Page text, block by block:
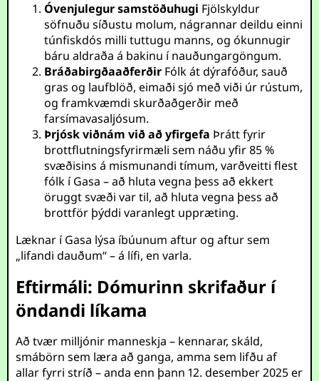
Óvenjulegur samstöðuhugi Fjölskyldur
söfnuðu síðustu molum, nágrannar deildu einni
túnfiskdós milli tuttugu manns, og ókunnugir
báru aldraða á bakinu í nauðungargöngum.
Bráðabirgðaaðferðir Fólk át dýrafóður, sauð
gras og laufblöð, eimaði sjó með viði úr rústum,
og framkvæmdi skurðaðgerðir með
farsímavasaljósum.
Þrjósk viðnám við að yfirgefa Þrátt fyrir
brottflutningsfyrirmæli sem náðu yfir 85 %
svæðisins á mismunandi tímum, varðveitti flest
fólk í Gasa – að hluta vegna þess að ekkert
öruggt svæði var til, að hluta vegna þess að
brottför þýddi varanlegt uppræting.
Læknar í Gasa lýsa íbúunum aftur og aftur sem
„lifandi dauðum“ – á lífi, en varla.
Eftirmáli: Dómurinn skrifaður í
öndandi líkama
Að tvær milljónir manneskja – kennarar, skáld,
smábörn sem læra að ganga, amma sem lifðu af
allar fyrri stríð – anda enn þann 12. desember 2025 er